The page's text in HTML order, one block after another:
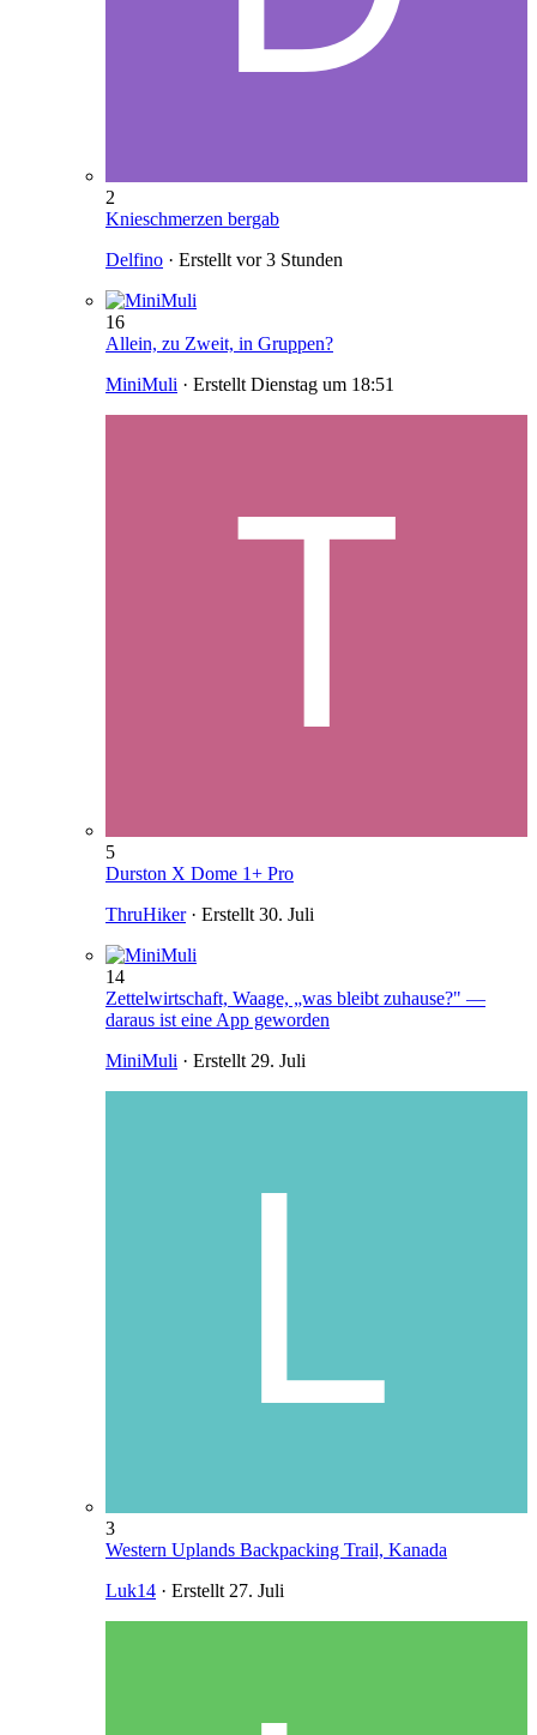
2
Knieschmerzen bergab
Delfino · Erstellt vor 3 Stunden
16
Allein, zu Zweit, in Gruppen?
MiniMuli · Erstellt Dienstag um 18:51
5
Durston X Dome 1+ Pro
ThruHiker· Erstellt 30. Juli
14
Zettelwirtschaft, Waage, „was bleibt zuhause?" —
daraus ist eine App geworden
MiniMuli · Erstellt 29. Juli
3
Western Uplands Backpacking Trail, Kanada
Luk14 · Erstellt 27. Juli